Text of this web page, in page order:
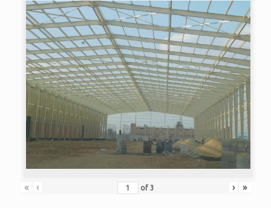
« ‹ of 3 › »